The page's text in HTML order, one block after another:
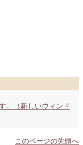
。（新しいウィンド
このページの先頭へ